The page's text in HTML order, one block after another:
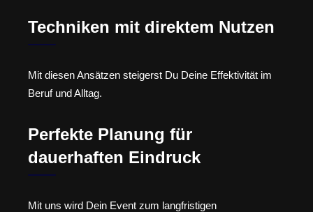
Techniken mit direktem Nutzen
Mit diesen Ansätzen steigerst Du Deine Effektivität im
Beruf und Alltag.
Perfekte Planung für
dauerhaften Eindruck
Mit uns wird Dein Event zum langfristigen